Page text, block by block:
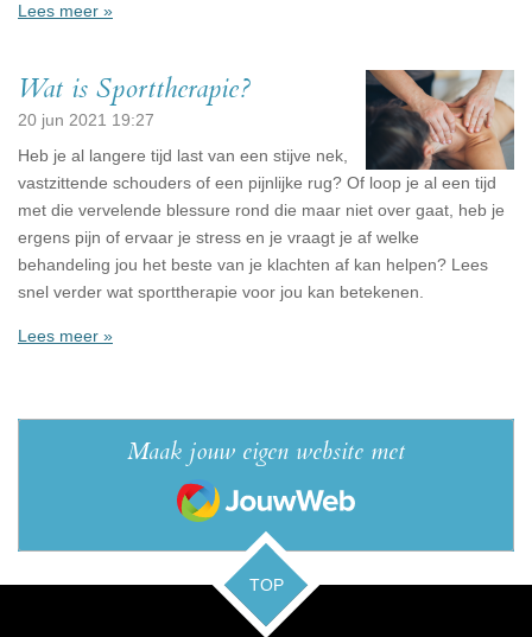
Lees meer »
Wat is Sporttherapie?
20 jun 2021 19:27
Heb je al langere tijd last van een stijve nek,
vastzittende schouders of een pijnlijke rug? Of loop je al een tijd
met die vervelende blessure rond die maar niet over gaat, heb je
ergens pijn of ervaar je stress en je vraagt je af welke
behandeling jou het beste van je klachten af kan helpen? Lees
snel verder wat sporttherapie voor jou kan betekenen.
Lees meer »
Maak jouw eigen website met
JouwWeb
TOP